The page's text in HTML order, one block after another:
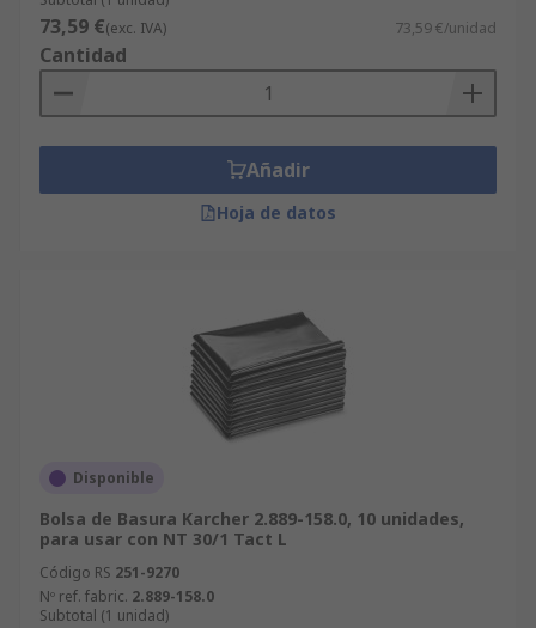
73,59 €(exc. IVA) 73,59 €/unidad
Cantidad
Añadir
Hoja de datos
Disponible
Bolsa de Basura Karcher 2.889-158.0, 10 unidades,
para usar con NT 30/1 Tact L
Código RS 251-9270
Nº ref. fabric. 2.889-158.0
Subtotal (1 unidad)